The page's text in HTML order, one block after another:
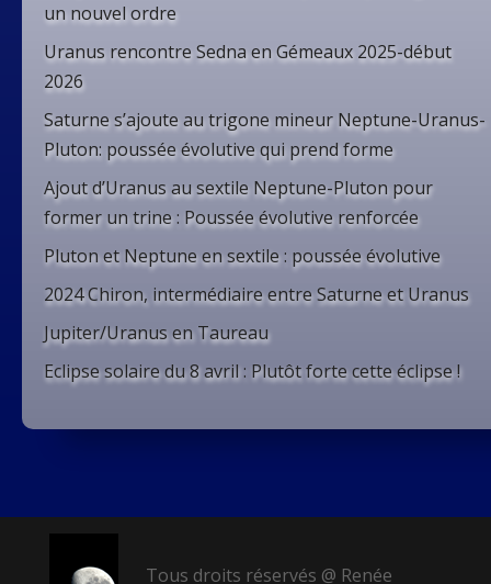
un nouvel ordre
Uranus rencontre Sedna en Gémeaux 2025-début
2026
Saturne s’ajoute au trigone mineur Neptune-Uranus-
Pluton: poussée évolutive qui prend forme
Ajout d’Uranus au sextile Neptune-Pluton pour
former un trine : Poussée évolutive renforcée
Pluton et Neptune en sextile : poussée évolutive
2024 Chiron, intermédiaire entre Saturne et Uranus
Jupiter/Uranus en Taureau
Eclipse solaire du 8 avril : Plutôt forte cette éclipse !
Tous droits réservés @ Renée